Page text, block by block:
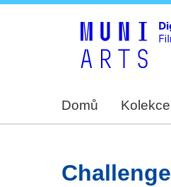
Domů Kolekce
Challenge